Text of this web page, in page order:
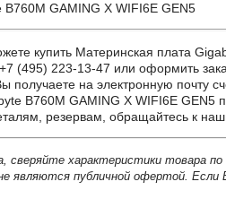
GAMING X WIFI6E GEN5
купить Материнская плата
(495) 223-13-47 или оформить
получаете на электронную почту
B760M GAMING X WIFI6E GEN5
резервам, обращайтесь к
сверяйте характеристики товара
являются публичной офертой.